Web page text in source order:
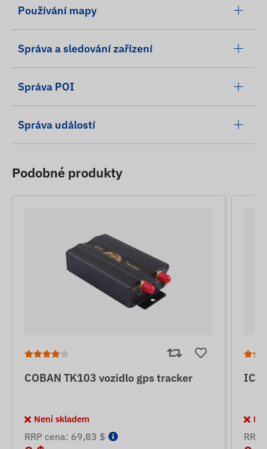
Používání mapy
Správa a sledování zařízení
Správa POI
Správa událostí
Podobné produkty
COBAN TK103 vozidlo gps tracker
Není skladem
RRP cena: 69,83 $ RRP